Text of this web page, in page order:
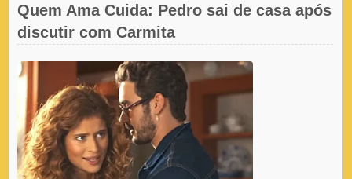
Quem Ama Cuida: Pedro sai de casa após
discutir com Carmita